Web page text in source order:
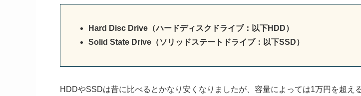
Hard Disc Drive（ハードディスクドライブ：以下HDD）
Solid State Drive（ソリッドステートドライブ：以下SSD）
HDDやSSDは昔に比べるとかなり安くなりましたが、容量によっては1万円を超え